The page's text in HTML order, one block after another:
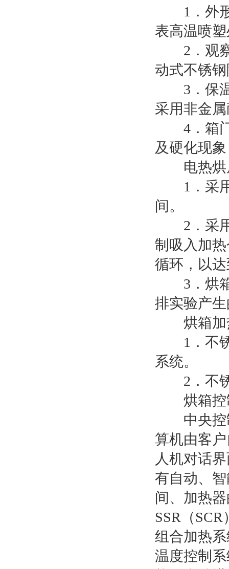
1．外形
表高温喷
2．观察
动式不锈
3．保温
采用非金
4．箱门
及硬化现
电热烘
1．采用
间。
2．采用
制吸入加
循环，以
3．烘箱
排实验产
烘箱加
1．不锈
系统。
2．不锈
烘箱控
中央控制
算机由客
人机对话
有自动、
间、加热
SSR（
组合加热
温度控制